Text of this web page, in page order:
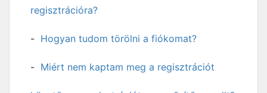
regisztrációra?
Hogyan tudom törölni a fiókomat?
Miért nem kaptam meg a regisztrációt